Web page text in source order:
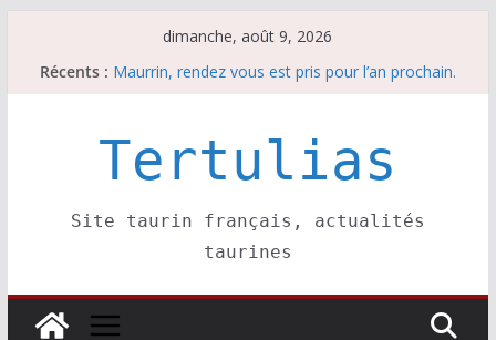
dimanche, août 9, 2026
Récents :
Les brèves du samedi 8 août
Maurrin, rendez vous est pris pour l’an prochain.
Parentis, La Golosina: une première étape
Tertulias
Site taurin français, actualités
taurines